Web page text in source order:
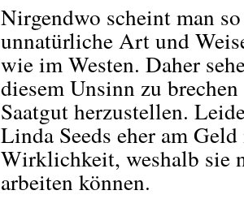
Nirgendwo scheint man
unnatürliche Art und
wie im Westen. Daher
diesem Unsinn zu
Saatgut herzustellen.
Linda Seeds eher am
Wirklichkeit, weshalb sie
arbeiten können.